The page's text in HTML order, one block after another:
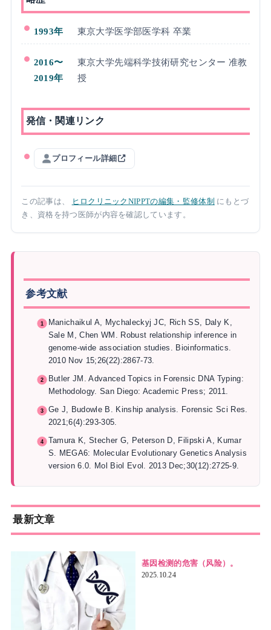
1993年 東京大学医学部医学科 卒業
2016〜
2019年
東京大学先端科学技術研究センター 准教
授
発信・関連リンク
プロフィール詳細
この記事は、 ヒロクリニックNIPPTの編集・監修体制 にもとづ
き、資格を持つ医師が内容を確認しています。
参考文献
Manichaikul A, Mychaleckyj JC, Rich SS, Daly K,
Sale M, Chen WM. Robust relationship inference in
genome-wide association studies. Bioinformatics.
2010 Nov 15;26(22):2867-73.
Butler JM. Advanced Topics in Forensic DNA Typing:
Methodology. San Diego: Academic Press; 2011.
Ge J, Budowle B. Kinship analysis. Forensic Sci Res.
2021;6(4):293-305.
Tamura K, Stecher G, Peterson D, Filipski A, Kumar
S. MEGA6: Molecular Evolutionary Genetics Analysis
version 6.0. Mol Biol Evol. 2013 Dec;30(12):2725-9.
最新文章
基因检测的危害（风险）。
2025.10.24